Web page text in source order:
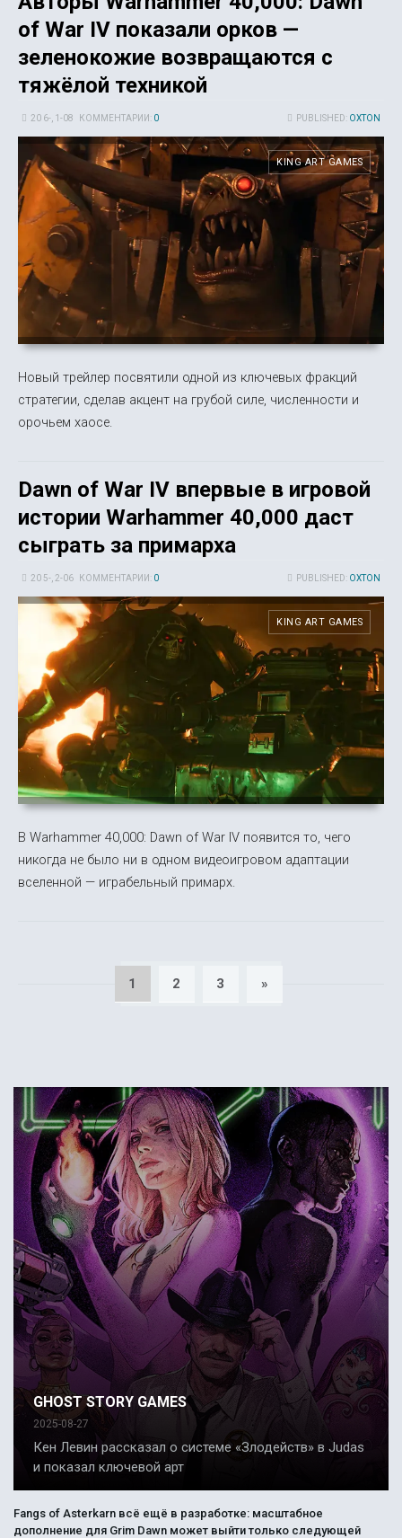
of War IV показали орков —
зеленокожие возвращаются с
тяжёлой техникой
PUBLISHED: OXTON
20 6-, 1-08 КОММЕНТАРИИ: 0
KING ART GAMES
Новый трейлер посвятили одной из ключевых фракций
стратегии, сделав акцент на грубой силе, численности и
орочьем хаосе.
Dawn of War IV впервые в игровой
истории Warhammer 40,000 даст
сыграть за примарха
PUBLISHED: OXTON
20 5-, 2-06 КОММЕНТАРИИ: 0
KING ART GAMES
В Warhammer 40,000: Dawn of War IV появится то, чего
никогда не было ни в одном видеоигровом адаптации
вселенной — играбельный примарх.
1 2 3 »
GHOST STORY GAMES
2025-08-27
Кен Левин рассказал о системе «Злодейств» в Judas
и показал ключевой арт
Fangs of Asterkarn всё ещё в разработке: масштабное
дополнение для Grim Dawn может выйти только следующей